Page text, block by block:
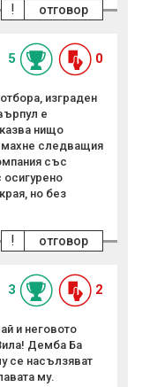
отговор
!
5 0
изграден
е
нищо
махне следващия
със
но без
отговор
!
3 2
и неговото
Демба Ба
се насълзяват
му.